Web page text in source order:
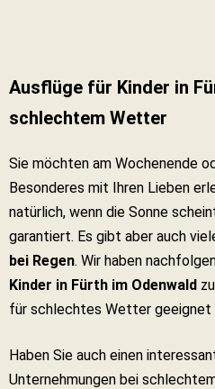
Ausflüge für Kinder in
schlechtem Wetter
Sie möchten am Wochenende
Besonderes mit Ihren Lieben
natürlich, wenn die Sonne
garantiert. Es gibt aber auch
bei Regen. Wir haben
Kinder in Fürth im Odenwald
für schlechtes Wetter geeignet
Haben Sie auch einen
Unternehmungen bei